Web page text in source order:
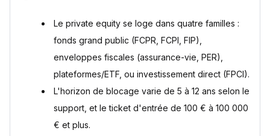
SourcesLe private equity se loge dans quatre familles :
fonds grand public (FCPR, FCPI, FIP),
enveloppes fiscales (assurance-vie, PER),
plateformes/ETF, ou investissement direct (FPCI).
L'horizon de blocage varie de 5 à 12 ans selon le
support, et le ticket d'entrée de 100 € à 100 000
€ et plus.